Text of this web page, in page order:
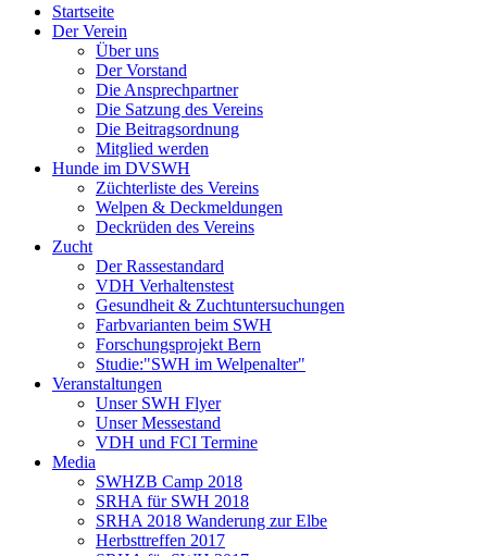
Startseite
Der Verein
Über uns
Der Vorstand
Die Ansprechpartner
Die Satzung des Vereins
Die Beitragsordnung
Mitglied werden
Hunde im DVSWH
Züchterliste des Vereins
Welpen & Deckmeldungen
Deckrüden des Vereins
Zucht
Der Rassestandard
VDH Verhaltenstest
Gesundheit & Zuchtuntersuchungen
Farbvarianten beim SWH
Forschungsprojekt Bern
Studie:"SWH im Welpenalter"
Veranstaltungen
Unser SWH Flyer
Unser Messestand
VDH und FCI Termine
Media
SWHZB Camp 2018
SRHA für SWH 2018
SRHA 2018 Wanderung zur Elbe
Herbsttreffen 2017